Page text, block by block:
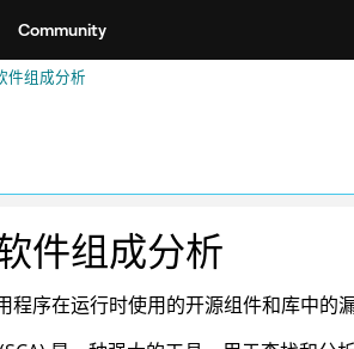
Community
件组成分析
件组成分析
程序在运行时使用的开源组件和库中的漏